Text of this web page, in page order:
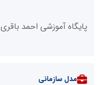
پایگاه آموزشی احمد باقری
مدل سازمانی